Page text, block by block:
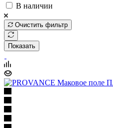
В наличии
Очистить фильтр
Показать